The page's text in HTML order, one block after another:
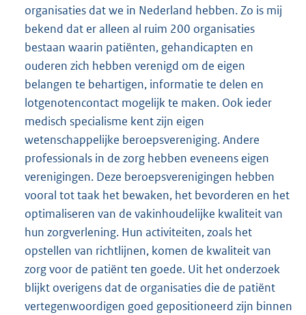
organisaties dat we in Nederland hebben. Zo is mij
bekend dat er alleen al ruim 200 organisaties
bestaan waarin patiënten, gehandicapten en
ouderen zich hebben verenigd om de eigen
belangen te behartigen, informatie te delen en
lotgenotencontact mogelijk te maken. Ook ieder
medisch specialisme kent zijn eigen
wetenschappelijke beroepsvereniging. Andere
professionals in de zorg hebben eveneens eigen
verenigingen. Deze beroepsverenigingen hebben
vooral tot taak het bewaken, het bevorderen en het
optimaliseren van de vakinhoudelijke kwaliteit van
hun zorgverlening. Hun activiteiten, zoals het
opstellen van richtlijnen, komen de kwaliteit van
zorg voor de patiënt ten goede. Uit het onderzoek
blijkt overigens dat de organisaties die de patiënt
vertegenwoordigen goed gepositioneerd zijn binnen